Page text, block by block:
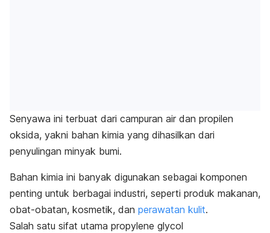
Senyawa ini terbuat dari campuran air dan propilen
oksida, yakni bahan kimia yang dihasilkan dari
penyulingan minyak bumi.
Bahan kimia ini banyak digunakan sebagai komponen
penting untuk berbagai industri, seperti produk makanan,
obat-obatan, kosmetik, dan perawatan kulit.
Salah satu sifat utama propylene glycol